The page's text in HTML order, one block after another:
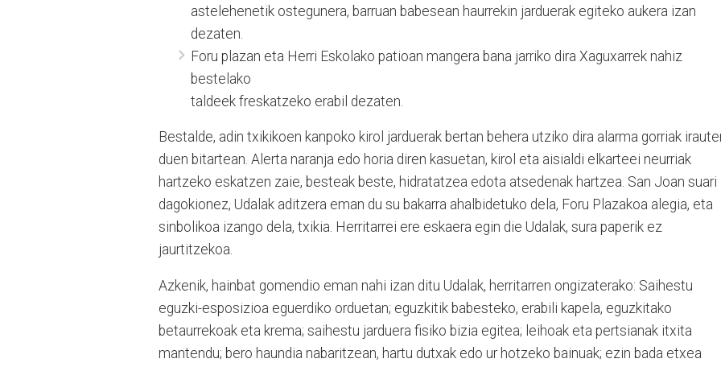
astelehenetik ostegunera, barruan babesean haurrekin jarduerak egiteko aukera izan
dezaten.
Foru plazan eta Herri Eskolako patioan mangera bana jarriko dira Xaguxarrek nahiz
bestelako
taldeek freskatzeko erabil dezaten.
Bestalde, adin txikikoen kanpoko kirol jarduerak bertan behera utziko dira alarma gorriak
duen bitartean. Alerta naranja edo horia diren kasuetan, kirol eta aisialdi elkarteei neurriak
hartzeko eskatzen zaie, besteak beste, hidratatzea edota atsedenak hartzea. San Joan suari
dagokionez, Udalak aditzera eman du su bakarra ahalbidetuko dela, Foru Plazakoa alegia, eta
sinbolikoa izango dela, txikia. Herritarrei ere eskaera egin die Udalak, sura paperik ez
jaurtitzekoa.
Azkenik, hainbat gomendio eman nahi izan ditu Udalak, herritarren ongizaterako: Saihestu
eguzki-esposizioa eguerdiko orduetan; eguzkitik babesteko, erabili kapela, eguzkitako
betaurrekoak eta krema; saihestu jarduera fisiko bizia egitea; leihoak eta pertsianak itxita
mantendu; bero haundia nabaritzean, hartu dutxak edo ur hotzeko bainuak; ezin bada etxea